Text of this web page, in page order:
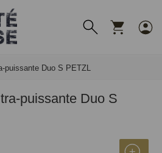
puissante Duo S PETZL
puissante Duo S